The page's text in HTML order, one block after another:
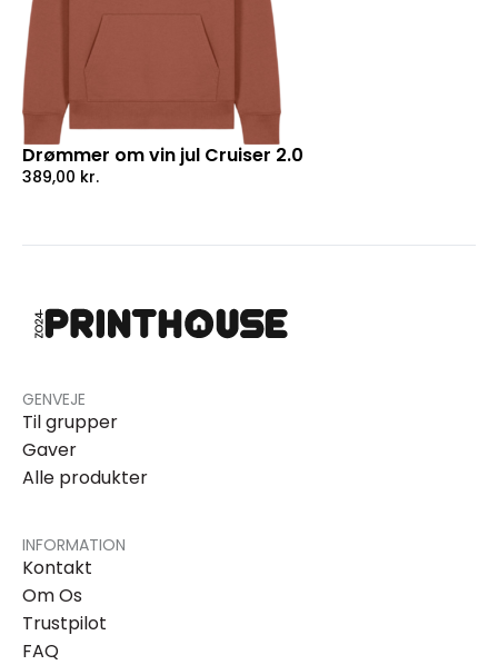
Drømmer om vin jul Cruiser 2.0
389,00 kr.
GENVEJE
Til grupper
Gaver
Alle produkter
INFORMATION
Kontakt
Om Os
Trustpilot
FAQ